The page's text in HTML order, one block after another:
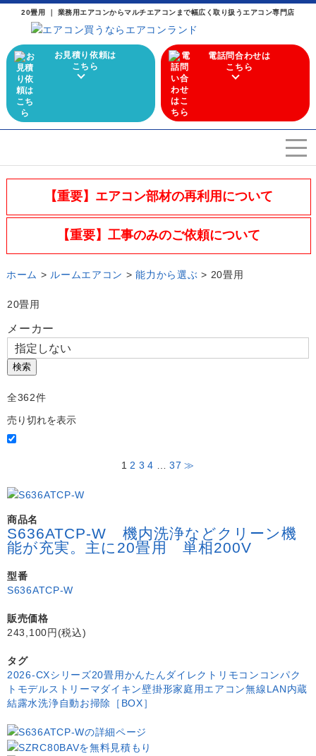
20畳用 ｜ 業務用エアコンからマルチエアコンまで幅広く取り扱うエアコン専門店
お見積り依頼は
こちら
電話問合わせは
こちら
エアコンを選ぶ
Airconditioner search
店舗案内
施工実績
【重要】エアコン部材の再利用について
【重要】工事のみのご依頼について
ホーム > ルームエアコン >能力から選ぶ > 20畳用
20畳用
メーカー
検索
全362件
売り切れを表示
1 2 3 4 37 ≫
商品名
S636ATCP-W 機内洗浄などクリーン機
能が充実。主に20畳用 単相200V
型番
S636ATCP-W
販売価格
243,100円(税込)
タグ
2026-CXシリーズ20畳用かんたんダイレクトリモコン コンパク
トモデルストリーマダイキン壁掛形家庭用エアコン無線LAN内蔵
結露水洗浄自動お掃除［BOX］